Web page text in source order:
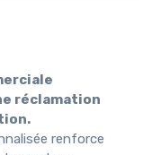
réclamation
renforce